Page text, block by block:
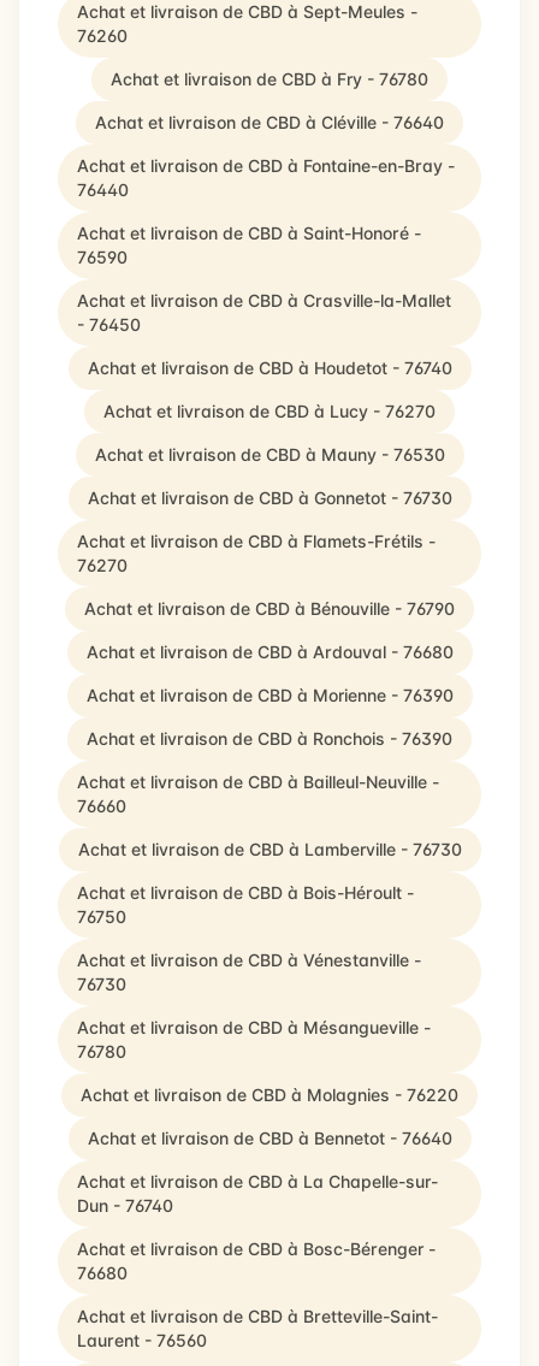
Achat et livraison de CBD à Sept-Meules -
76260
Achat et livraison de CBD à Fry - 76780
Achat et livraison de CBD à Cléville - 76640
Achat et livraison de CBD à Fontaine-en-Bray -
76440
Achat et livraison de CBD à Saint-Honoré -
76590
Achat et livraison de CBD à Crasville-la-Mallet
- 76450
Achat et livraison de CBD à Houdetot - 76740
Achat et livraison de CBD à Lucy - 76270
Achat et livraison de CBD à Mauny - 76530
Achat et livraison de CBD à Gonnetot - 76730
Achat et livraison de CBD à Flamets-Frétils -
76270
Achat et livraison de CBD à Bénouville - 76790
Achat et livraison de CBD à Ardouval - 76680
Achat et livraison de CBD à Morienne - 76390
Achat et livraison de CBD à Ronchois - 76390
Achat et livraison de CBD à Bailleul-Neuville -
76660
Achat et livraison de CBD à Lamberville - 76730
Achat et livraison de CBD à Bois-Héroult -
76750
Achat et livraison de CBD à Vénestanville -
76730
Achat et livraison de CBD à Mésangueville -
76780
Achat et livraison de CBD à Molagnies - 76220
Achat et livraison de CBD à Bennetot - 76640
Achat et livraison de CBD à La Chapelle-sur-
Dun - 76740
Achat et livraison de CBD à Bosc-Bérenger -
76680
Achat et livraison de CBD à Bretteville-Saint-
Laurent - 76560